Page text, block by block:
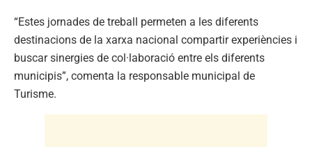
“Estes jornades de treball permeten a les diferents
destinacions de la xarxa nacional compartir experiències i
buscar sinergies de col·laboració entre els diferents
municipis”, comenta la responsable municipal de
Turisme.